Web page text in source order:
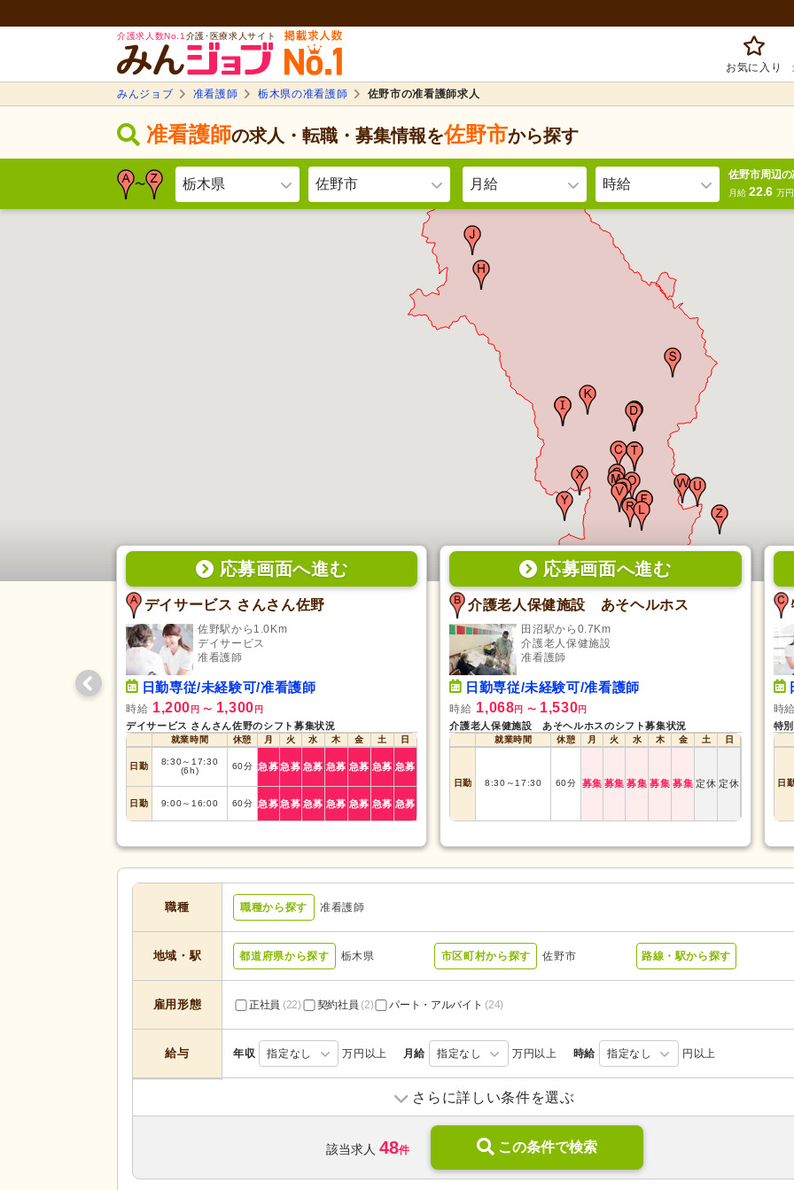
介護求人数No.1 介護･医療求人サイト
お気に入り
みんジョブ 准看護師 栃木県の准看護師 佐野市の准看護師求人
准看護師の求人・転職・募集情報を佐野市から探す
〜 栃木県 佐野市 月給 時給
佐野市周辺
月給 22.6万円
応募画面へ進む
デイサービス さんさん佐野
佐野駅から1.0Km
デイサービス
准看護師
日勤専従/未経験可/准看護師
時給 1,200 円 〜 1,300 円
デイサービス さんさん佐野のシフト募集状況
就業時間 休憩 月 火 水 木 金 土 日
日勤 8:30～ 17:30
(6h)
60分 急募急募 急募 急募 急募 急募 急募
日勤 9:00～ 16:00 60分 急募急募 急募 急募 急募 急募 急募
応募画面へ進む
介護老人保健施設 あそヘルホス
田沼駅から0.7Km
介護老人保健施設
准看護師
日勤専従/未経験可/准看護師
時給 1,068円 〜 1,530円
介護老人保健施設 あそヘルホスのシフト募集状況
就業時間 休憩 月 火 水 木 金 土 日
日勤 8:30 ～ 17:30 60分 募集 募集 募集 募集 募集 定休 定休
時給
特
日
職種 職種から探す 准看護師
地域・駅 都道府県から探す 栃木県 市区町村から探す 佐野市 路線・駅から探す
雇用形態 正社員 (22) 契約社員 (2) パート・アルバイト (24)
給与 年収 指定なし 万円以上 月給 指定なし 万円以上 時給 指定なし 円以上
訪問入浴 (1)
デイケア(1) 小規模多機能型居宅介護(4) ショートステイ(1)
住宅型有料老人ホーム(2) 介護付き有料老人ホーム(3)
介護老人保健施設(4)
さらに詳しい条件を選ぶ
該当求人 48件 この条件で検索